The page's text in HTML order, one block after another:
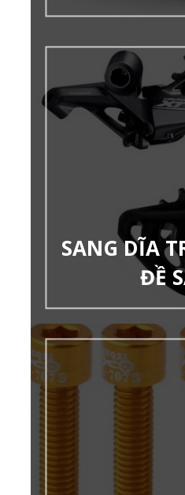
SANG DĨA
ĐỀ